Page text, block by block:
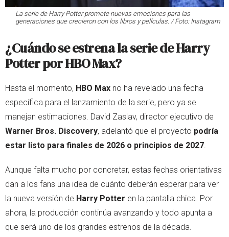
La serie de Harry Potter promete nuevas emociones para las
generaciones que crecieron con los libros y películas. / Foto: Instagram
¿Cuándo se estrena la serie de Harry
Potter por HBO Max?
Hasta el momento, HBO Max no ha revelado una fecha
específica para el lanzamiento de la serie, pero ya se
manejan estimaciones. David Zaslav, director ejecutivo de
Warner Bros. Discovery, adelantó que el proyecto podría
estar listo para finales de 2026 o principios de 2027.
Aunque falta mucho por concretar, estas fechas orientativas
dan a los fans una idea de cuánto deberán esperar para ver
la nueva versión de Harry Potter en la pantalla chica. Por
ahora, la producción continúa avanzando y todo apunta a
que será uno de los grandes estrenos de la década.